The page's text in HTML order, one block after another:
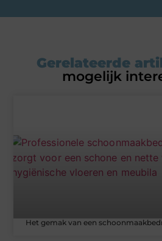
Gerelateerde
mogelijk
Het gemak van een